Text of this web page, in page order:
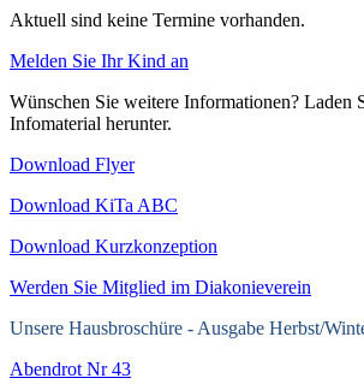
Aktuell sind keine Termine vorhanden.
Melden Sie Ihr Kind an
Wünschen Sie weitere Informationen? Laden
Infomaterial herunter.
Download Flyer
Download KiTa ABC
Download Kurzkonzeption
Werden Sie Mitglied im Diakonieverein
Unsere Hausbroschüre - Ausgabe Herbst/
Abendrot Nr 43